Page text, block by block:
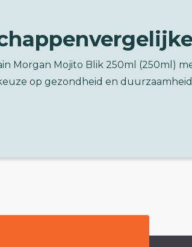
Morgan Mojito Blik 250ml (250ml)
op gezondheid en